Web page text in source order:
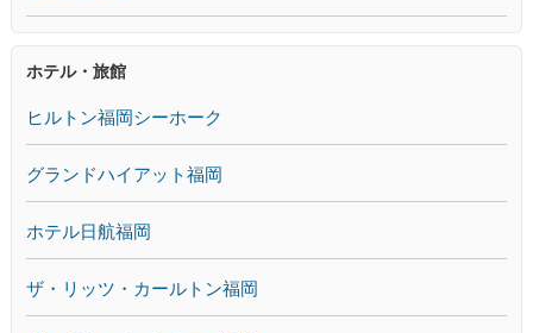
ホテル・旅館
ヒルトン福岡シーホーク
グランドハイアット福岡
ホテル日航福岡
ザ・リッツ・カールトン福岡